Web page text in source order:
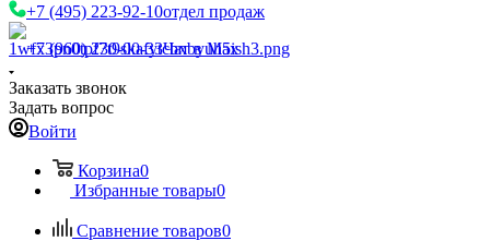
+7 (495) 223-92-10отдел продаж
+7 (960) 230-00-33Чат в Max
Заказать звонок
Задать вопрос
Войти
Корзина0
Избранные товары0
Сравнение товаров0